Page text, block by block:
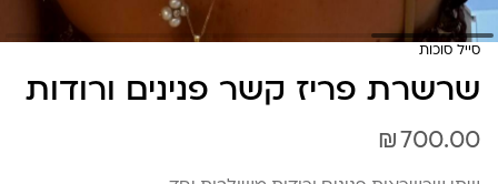
סייל סוכות
שרשרת פריז קשר פנינים ורודות
₪ 700.00